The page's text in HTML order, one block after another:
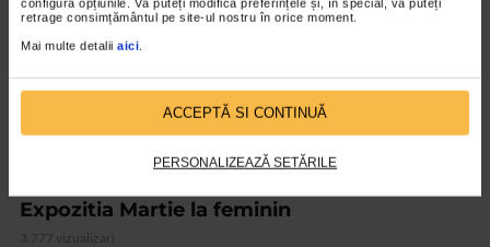
retrage consimțământul pe site-ul nostru în orice moment.
Mai multe detalii aici
ACCEPTĂ SI CONTINUĂ
PERSONALIZEAZĂ SETĂRILE
Expozitia Martie la feminin
3.777 vizualizari